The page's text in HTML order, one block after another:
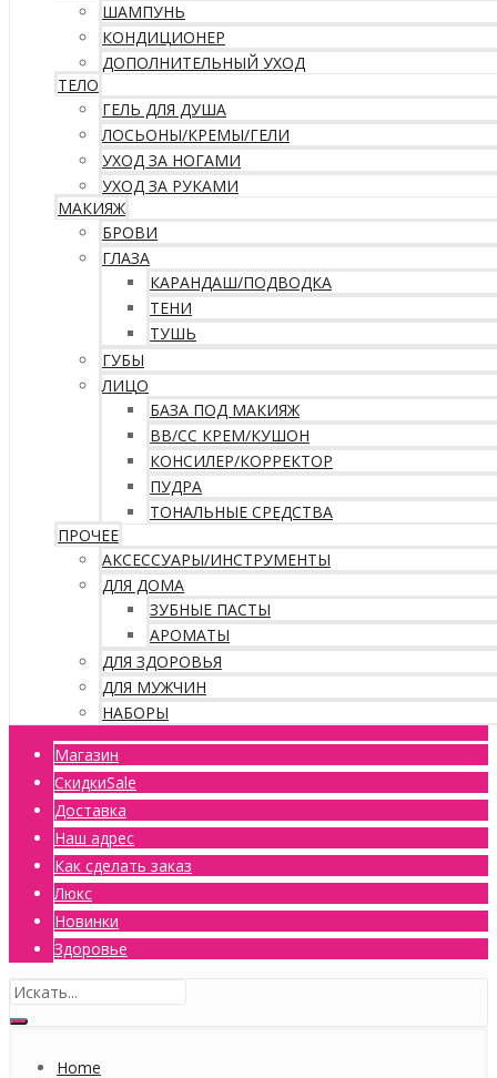
ШАМПУНЬ
КОНДИЦИОНЕР
ДОПОЛНИТЕЛЬНЫЙ УХОД
ТЕЛО
ГЕЛЬ ДЛЯ ДУША
ЛОСЬОНЫ/КРЕМЫ/ГЕЛИ
УХОД ЗА НОГАМИ
УХОД ЗА РУКАМИ
МАКИЯЖ
БРОВИ
ГЛАЗА
КАРАНДАШ/ПОДВОДКА
ТЕНИ
ТУШЬ
ГУБЫ
ЛИЦО
БАЗА ПОД МАКИЯЖ
ВВ/CC КРЕМ/КУШОН
КОНСИЛЕР/КОРРЕКТОР
ПУДРА
ТОНАЛЬНЫЕ СРЕДСТВА
ПРОЧЕЕ
АКСЕССУАРЫ/ИНСТРУМЕНТЫ
ДЛЯ ДОМА
ЗУБНЫЕ ПАСТЫ
АРОМАТЫ
ДЛЯ ЗДОРОВЬЯ
ДЛЯ МУЖЧИН
НАБОРЫ
Магазин
СкидкиSale
Доставка
Наш адрес
Как сделать заказ
Люкс
Новинки
Здоровье
Home